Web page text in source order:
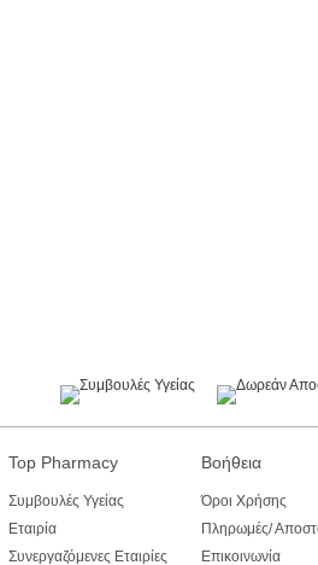
Top Pharmacy
Συμβουλές Υγείας
Εταιρία
Συνεργαζόμενες Εταιρίες
Βοήθεια
Όροι Χρήσης
Πληρωμές/
Επικοινωνία